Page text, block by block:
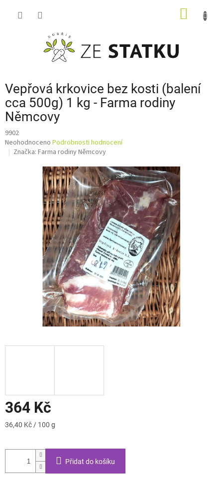
Vepřová krkovice bez kosti (balení
cca 500g) 1 kg - Farma rodiny
Němcovy
9902
Průměrné
hodnocení
Neohodnoceno Podrobnosti hodnocení
Značka: Farma rodiny Němcovy
364 Kč
Měrná
36,40 Kč / 100 g
Přidat do košíku